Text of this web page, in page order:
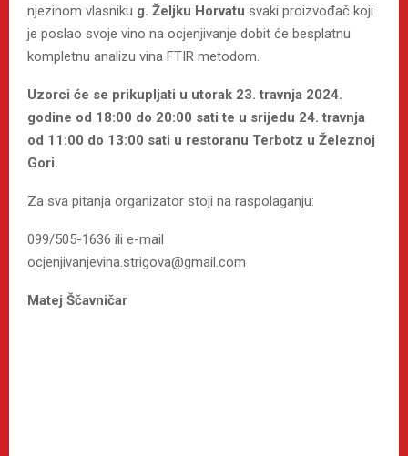
njezinom vlasniku g. Željku Horvatu svaki proizvođač koji
je poslao svoje vino na ocjenjivanje dobit će besplatnu
kompletnu analizu vina FTIR metodom.
Uzorci će se prikupljati u utorak 23. travnja 2024.
godine od 18:00 do 20:00 sati te u srijedu 24. travnja
od 11:00 do 13:00 sati u restoranu Terbotz u Železnoj
Gori.
Za sva pitanja organizator stoji na raspolaganju:
099/505-1636 ili e-mail
ocjenjivanjevina.strigova@gmail.com
Matej Ščavničar